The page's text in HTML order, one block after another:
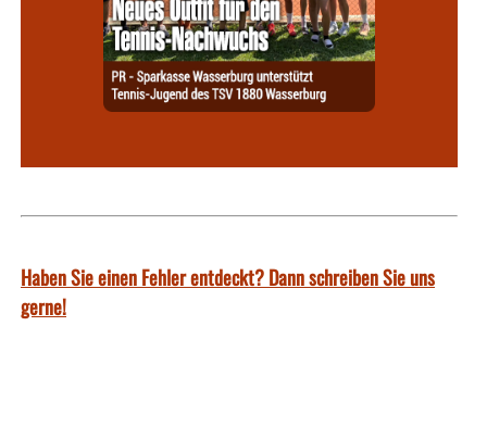
Haben Sie einen Fehler entdeckt? Dann schreiben Sie uns
gerne!